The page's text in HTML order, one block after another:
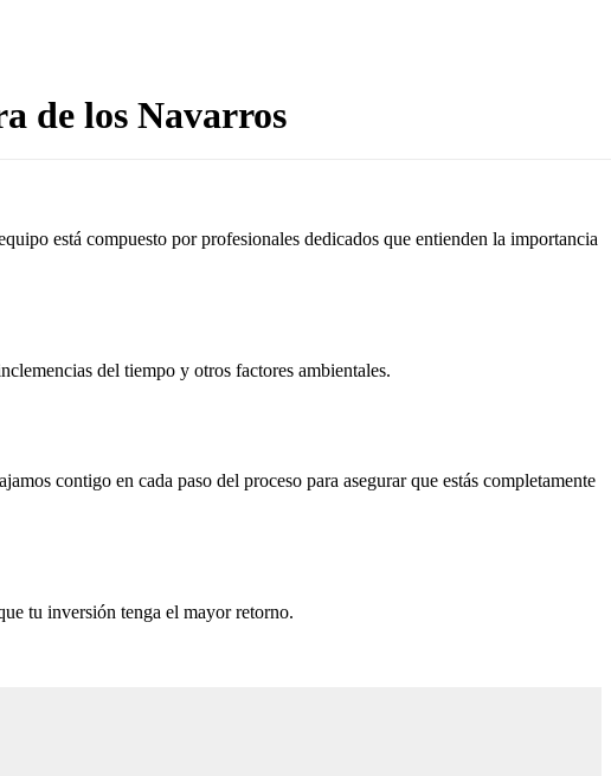
de los Navarros
está compuesto por profesionales dedicados que entienden la importancia
del tiempo y otros factores ambientales.
contigo en cada paso del proceso para asegurar que estás completamente
tu inversión tenga el mayor retorno.